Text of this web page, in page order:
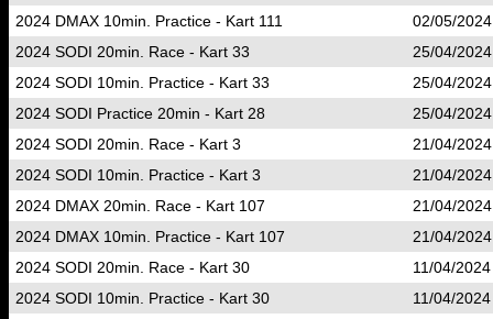
2024 DMAX 10min. Practice - Kart 111
02/05/
2024 SODI 20min. Race - Kart 33
25/04/
2024 SODI 10min. Practice - Kart 33
25/04/
2024 SODI Practice 20min - Kart 28
25/04/
2024 SODI 20min. Race - Kart 3
21/04/
2024 SODI 10min. Practice - Kart 3
21/04/
2024 DMAX 20min. Race - Kart 107
21/04/
2024 DMAX 10min. Practice - Kart 107
21/04/
2024 SODI 20min. Race - Kart 30
11/04/
2024 SODI 10min. Practice - Kart 30
11/04/